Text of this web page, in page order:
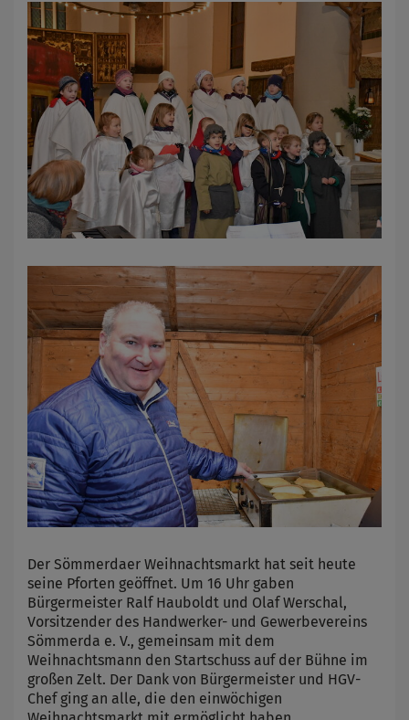
Der Sömmerdaer Weihnachtsmarkt hat seit heute
seine Pforten geöffnet. Um 16 Uhr gaben
Bürgermeister Ralf Hauboldt und Olaf Werschal,
Vorsitzender des Handwerker- und Gewerbevereins
Sömmerda e. V., gemeinsam mit dem
Weihnachtsmann den Startschuss auf der Bühne im
großen Zelt. Der Dank von Bürgermeister und HGV-
Chef ging an alle, die den einwöchigen